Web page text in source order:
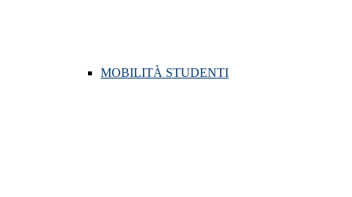
MOBILITÀ STUDENTI